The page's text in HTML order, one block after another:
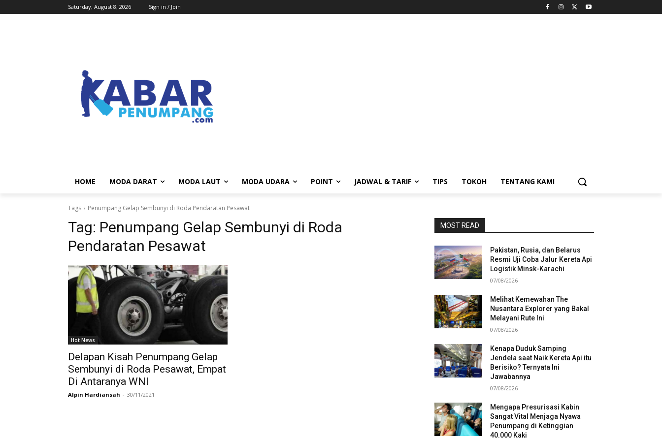
Saturday, August 8, 2026 Sign in / Join
HOME MODA DARAT MODA LAUT MODA UDARA POINT JADWAL & TARIF TIPS TOKOH TENTANG KAMI
Tags Penumpang Gelap Sembunyi di Roda Pendaratan Pesawat
Tag: Penumpang Gelap Sembunyi di Roda
Pendaratan Pesawat
Hot News
Delapan Kisah Penumpang Gelap
Sembunyi di Roda Pesawat, Empat
Di Antaranya WNI
Alpin Hardiansah - 30/11/2021
MOST READ
Pakistan, Rusia, dan Belarus
Resmi Uji Coba Jalur Kereta Api
Logistik Minsk-Karachi
07/08/2026
Melihat Kemewahan The
Nusantara Explorer yang Bakal
Melayani Rute Ini
07/08/2026
Kenapa Duduk Samping
Jendela saat Naik Kereta Api itu
Berisiko? Ternyata Ini
Jawabannya
07/08/2026
Mengapa Presurisasi Kabin
Sangat Vital Menjaga Nyawa
Penumpang di Ketinggian
40.000 Kaki